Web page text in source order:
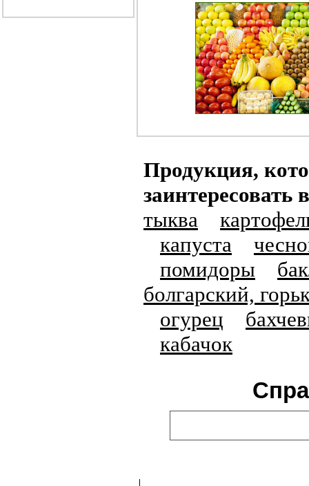
Продукция,
тыква
капуста
помидоры
болгарский,
огурец
кабачок